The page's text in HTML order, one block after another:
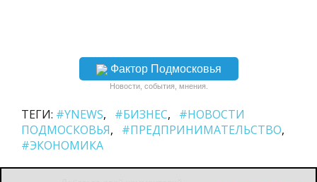
Фактор Подмосковья
Новости, события, мнения.
ТЕГИ: #YNEWS #БИЗНЕС
#НОВОСТИ
ПОДМОСКОВЬЯ
#ПРЕДПРИНИМАТЕЛЬСТВО
#ЭКОНОМИКА